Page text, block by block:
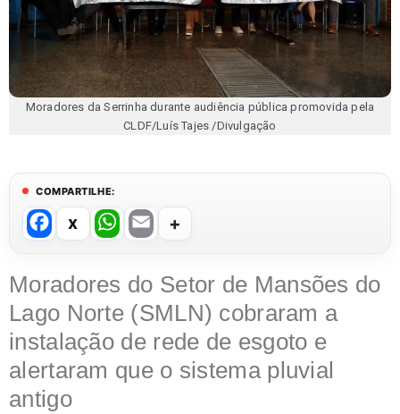
Moradores da Serrinha durante audiência pública promovida pela
CLDF/Luís Tajes /Divulgação
COMPARTILHE:
F
a
c
e
b
o
o
W
h
at
s
A
p
E
ail
Moradores do Setor de Mansões do
Lago Norte (SMLN) cobraram a
instalação de rede de esgoto e
alertaram que o sistema pluvial
antigo